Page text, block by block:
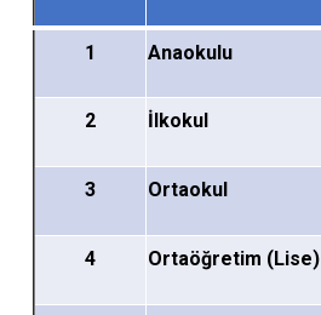
1 Anaokulu
2 İlkokul
3 Ortaokul
4 Ortaöğretim (Lise)